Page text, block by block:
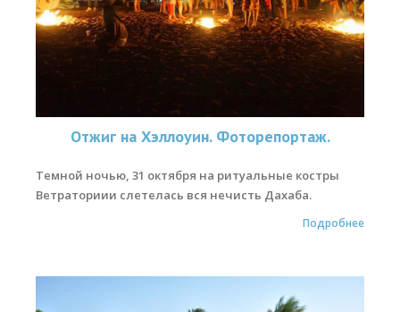
Контакты
Отжиг на Хэллоуин. Фоторепортаж.
Темной ночью, 31 октября на ритуальные костры
Ветраториии слетелась вся нечисть Дахаба.
Подробнее